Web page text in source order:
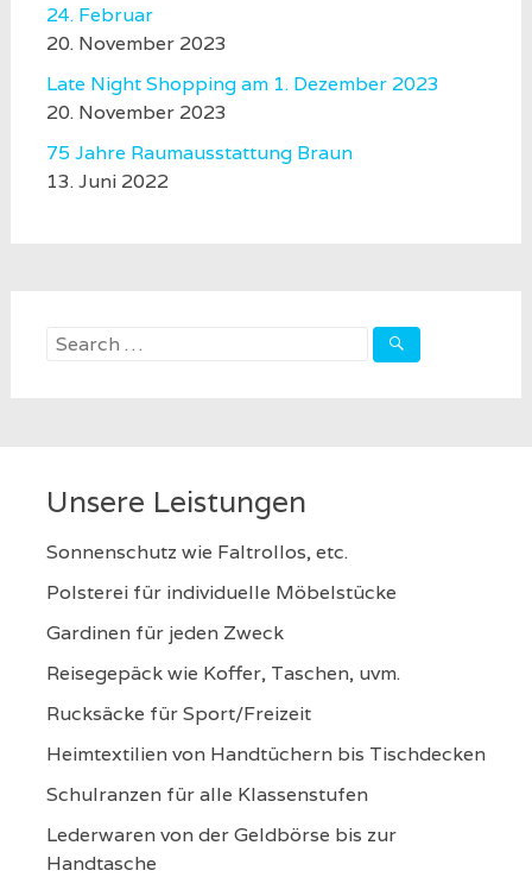
24. Februar
20. November 2023
Late Night Shopping am 1. Dezember 2023
20. November 2023
75 Jahre Raumausstattung Braun
13. Juni 2022
Search
Unsere Leistungen
Sonnenschutz wie Faltrollos, etc.
Polsterei für individuelle Möbelstücke
Gardinen für jeden Zweck
Reisegepäck wie Koffer, Taschen, uvm.
Rucksäcke für Sport/Freizeit
Heimtextilien von Handtüchern bis Tischdecken
Schulranzen für alle Klassenstufen
Lederwaren von der Geldbörse bis zur
Handtasche